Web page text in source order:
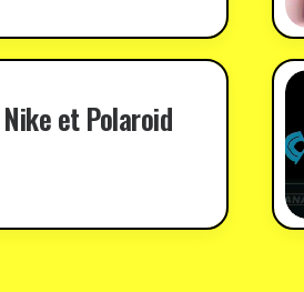
et Polaroid